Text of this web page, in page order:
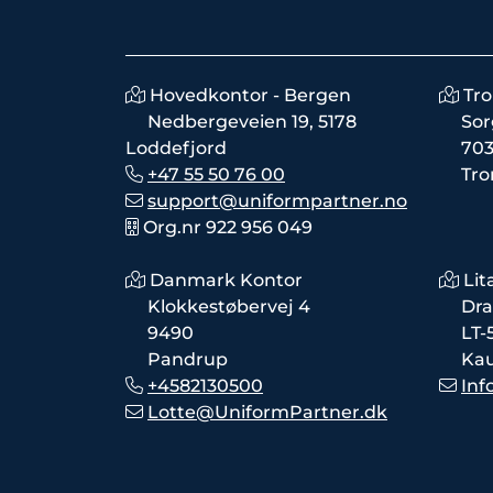
Hovedkontor - Bergen
Nedbergeveien 19, 5178
Loddefjord
+47 55 50 76 00
support@uniformpartner.no
Org.nr 922 956 049
Danmark Kontor
Klokkestøbervej 4
9490
Pandrup
+4582130500
Lotte@UniformPartner.dk
LT-